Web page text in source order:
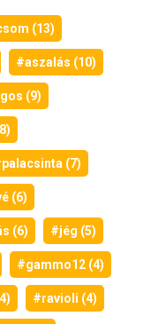
(13)
#aszalás (10)
(9)
(7)
(6)
(6) #jég (5)
#gammo12 (4)
#ravioli (4)